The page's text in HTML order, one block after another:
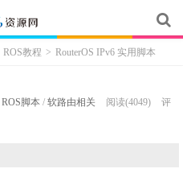
ROS教程 > RouterOS IPv6 实用脚本
ROS脚本 / 软路由相关 阅读(4049)
评